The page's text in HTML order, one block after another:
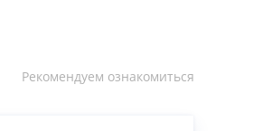
Рекомендуем ознакомиться